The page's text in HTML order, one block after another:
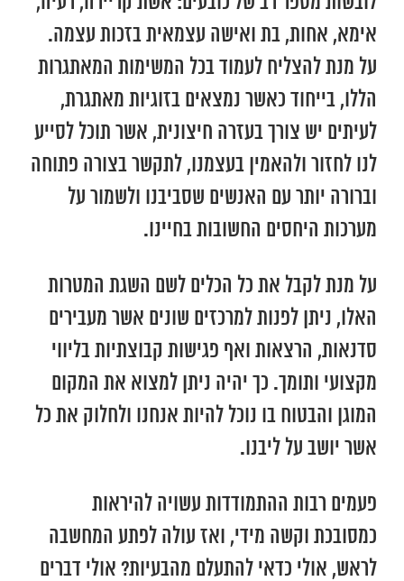
אימא, אחות, בת ואישה עצמאית בזכות עצמה.
על מנת להצליח לעמוד בכל המשימות המאתגרות
הללו, בייחוד כאשר נמצאים בזוגיות מאתגרת,
לעיתים יש צורך בעזרה חיצונית, אשר תוכל לסייע
לנו לחזור ולהאמין בעצמנו, לתקשר בצורה פתוחה
וברורה יותר עם האנשים שסביבנו ולשמור על
מערכות היחסים החשובות בחיינו.
על מנת לקבל את כל הכלים לשם השגת המטרות
האלו, ניתן לפנות למרכזים שונים אשר מעבירים
סדנאות, הרצאות ואף פגישות קבוצתיות בליווי
מקצועי ותומך. כך יהיה ניתן למצוא את המקום
המוגן והבטוח בו נוכל להיות אנחנו ולחלוק את כל
אשר יושב על ליבנו.
פעמים רבות ההתמודדות עשויה להיראות
כמסובכת וקשה מידי, ואז עולה לפתע המחשבה
לראש, אולי כדאי להתעלם מהבעיות? אולי דברים